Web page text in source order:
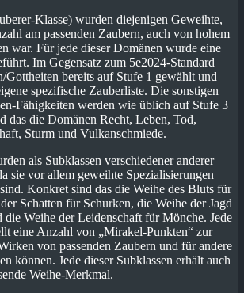
Klasse) wurden diejenigen Geweihte,
am passenden Zaubern, auch von hohem
war. Für jede dieser Domänen wurde eine
Im Gegensatz zum 5e2024-Standard
Gottheiten bereits auf Stufe 1 gewählt und
spezifische Zauberliste. Die sonstigen
Fähigkeiten werden wie üblich auf Stufe 3
das die Domänen Recht, Leben, Tod,
Sturm und Vulkanschmiede.
als Subklassen verschiedener anderer
sie vor allem geweihte Spezialisierungen
Konkret sind das die Weihe des Bluts für
Schatten für Schurken, die Weihe der Jagd
Weihe der Leidenschaft für Mönche. Jede
eine Anzahl von „Mirakel-Punkten“ zur
von passenden Zaubern und für andere
können. Jede dieser Subklassen erhält auch
Weihe-Merkmal.